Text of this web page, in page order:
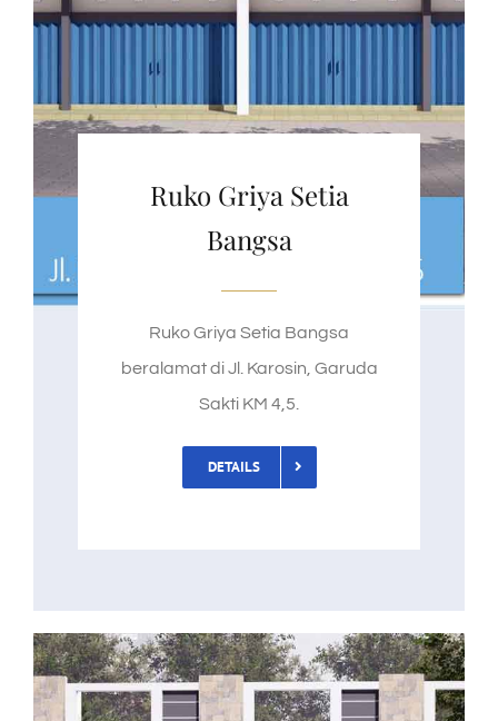
Ruko Griya Setia
Bangsa
Ruko Griya Setia Bangsa
beralamat di Jl. Karosin, Garuda
Sakti KM 4,5.
DETAILS